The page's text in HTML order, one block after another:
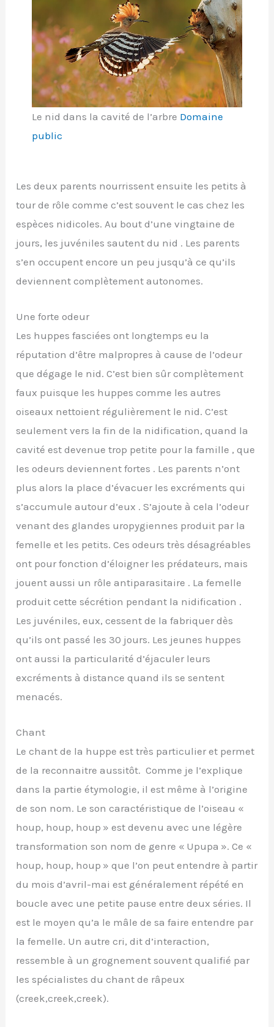
Le nid dans la cavité de l’arbre Domaine
public
Les deux parents nourrissent ensuite les petits à
tour de rôle comme c’est souvent le cas chez les
espèces nidicoles. Au bout d’une vingtaine de
jours, les juvéniles sautent du nid . Les parents
s’en occupent encore un peu jusqu’à ce qu’ils
deviennent complètement autonomes.
Une forte odeur
Les huppes fasciées ont longtemps eu la
réputation d’être malpropres à cause de l’odeur
que dégage le nid. C’est bien sûr complètement
faux puisque les huppes comme les autres
oiseaux nettoient régulièrement le nid. C’est
seulement vers la fin de la nidification, quand la
cavité est devenue trop petite pour la famille , que
les odeurs deviennent fortes . Les parents n’ont
plus alors la place d’évacuer les excréments qui
s’accumule autour d’eux . S’ajoute à cela l’odeur
venant des glandes uropygiennes produit par la
femelle et les petits. Ces odeurs très désagréables
ont pour fonction d’éloigner les prédateurs, mais
jouent aussi un rôle antiparasitaire . La femelle
produit cette sécrétion pendant la nidification .
Les juvéniles, eux, cessent de la fabriquer dès
qu’ils ont passé les 30 jours. Les jeunes huppes
ont aussi la particularité d’éjaculer leurs
excréments à distance quand ils se sentent
menacés.
Chant
Le chant de la huppe est très particulier et permet
de la reconnaitre aussitôt. Comme je l’explique
dans la partie étymologie, il est même à l’origine
de son nom. Le son caractéristique de l’oiseau «
houp, houp, houp » est devenu avec une légère
transformation son nom de genre « Upupa ». Ce «
houp, houp, houp » que l’on peut entendre à partir
du mois d’avril-mai est généralement répété en
boucle avec une petite pause entre deux séries. Il
est le moyen qu’a le mâle de sa faire entendre par
la femelle. Un autre cri, dit d’interaction,
ressemble à un grognement souvent qualifié par
les spécialistes du chant de râpeux
(creek,creek,creek).